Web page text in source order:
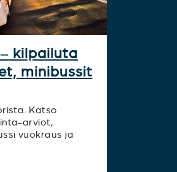
kilpailuta
minibussit
Katso
arviot,
vuokraus ja